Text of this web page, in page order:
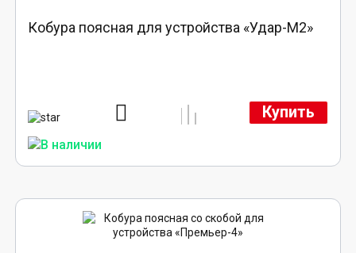
Кобура поясная для устройства «Удар-М2»
Купить